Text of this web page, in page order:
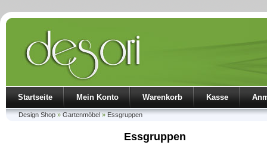
Startseite Mein Konto Warenkorb Kasse
Design Shop»Gartenmöbel»Essgruppen
Essgruppen